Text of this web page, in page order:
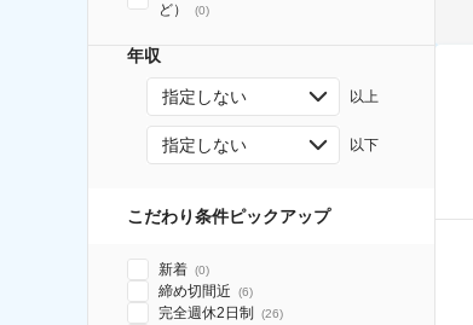
ど）
(0)
年収
指定しない 以上
指定しない 以下
こだわり条件ピックアップ
新着 (0)
締め切間近 (6)
完全週休2日制 (26)